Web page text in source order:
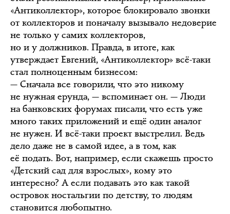
«Антиколлектор», которое блокировало звонки
от коллекторов и поначалу вызывало недоверие
не только у самих коллекторов,
но и у должников. Правда, в итоге, как
утверждает Евгений, «Антиколлектор» всё-таки
стал полноценным бизнесом:
— Сначала все говорили, что это никому
не нужная ерунда, — вспоминает он. — Люди
на банковских форумах писали, что есть уже
много таких приложений и ещё один аналог
не нужен. И всё-таки проект выстрелил. Ведь
дело даже не в самой идее, а в том, как
её подать. Вот, например, если скажешь просто
«Детский сад для взрослых», кому это
интересно? А если подавать это как такой
островок ностальгии по детству, то людям
становится любопытно.